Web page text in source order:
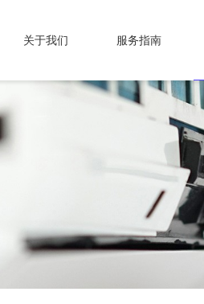
关于我们 服务指南